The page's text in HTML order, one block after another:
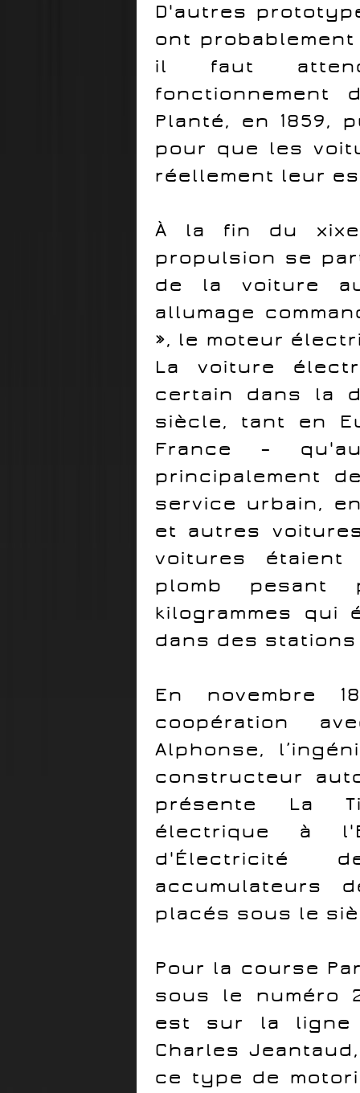
D'autres
ont
il faut
fonctionnement
Planté, en 1859,
pour que les
réellement leur
À la fin du
propulsion se
de la voiture
allumage
», le moteur
La voiture
certain dans la
siècle, tant en
France –
principalement
service urbain,
et autres
voitures
plomb pesant
kilogrammes qui
dans des
En novembre
coopération
Alphonse,
constructeur
présente La
électrique à
d'Électricité
accumulateurs
placés sous le
Pour la course
sous le numéro
est sur la ligne
Charles
ce type de